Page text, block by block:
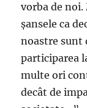
vorba de
șansele ca
noastre sunt
participarea
multe ori
decât de